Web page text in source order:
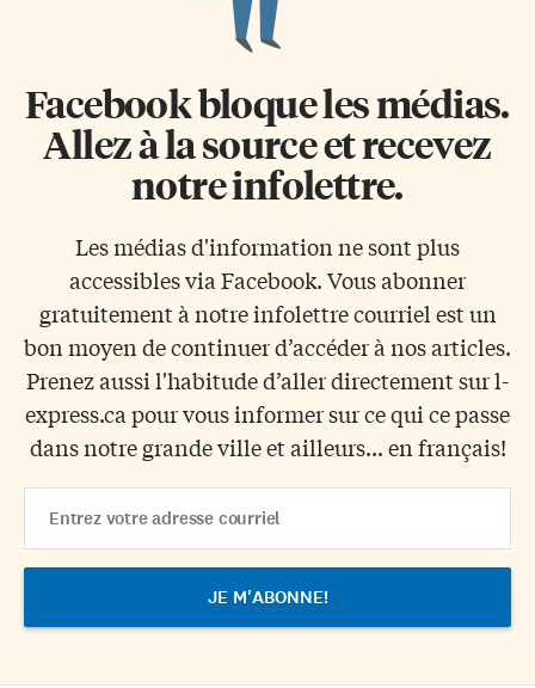
Facebook bloque les médias.
Allez à la source et recevez
notre infolettre.
Les médias d'information ne sont plus
accessibles via Facebook. Vous abonner
gratuitement à notre infolettre courriel est un
bon moyen de continuer d’accéder à nos articles.
Prenez aussi l'habitude d’aller directement sur l-
express.ca pour vous informer sur ce qui ce passe
dans notre grande ville et ailleurs... en français!
Address